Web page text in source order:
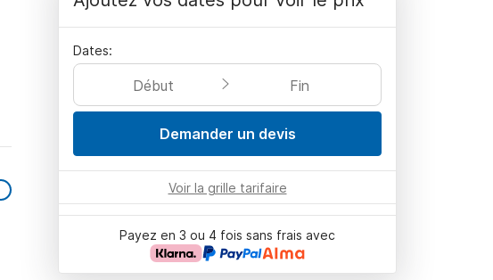
Dates:
Début Fin
Demander un devis
Voir la grille tarifaire
Payez en 3 ou 4 fois sans frais avec